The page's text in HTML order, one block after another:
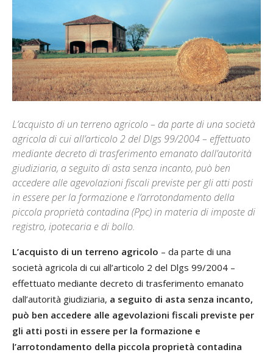
L’acquisto di un terreno agricolo – da parte di una società
agricola di cui all’articolo 2 del Dlgs 99/2004 – effettuato
mediante decreto di trasferimento emanato dall’autorità
giudiziaria, a seguito di asta senza incanto, può ben
accedere alle agevolazioni fiscali previste per gli atti posti
in essere per la formazione e l’arrotondamento della
piccola proprietà contadina (Ppc) in materia di imposte di
registro, ipotecaria e di bollo.
L’acquisto di un terreno agricolo – da parte di una
società agricola di cui all’articolo 2 del Dlgs 99/2004 –
effettuato mediante decreto di trasferimento emanato
dall’autorità giudiziaria, a seguito di asta senza incanto,
può ben accedere alle agevolazioni fiscali previste per
gli atti posti in essere per la formazione e
l’arrotondamento della piccola proprietà contadina